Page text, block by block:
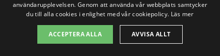
Om du letar efter företag för
fönstermålning i Kärna, kan du överväga
användarupplevelsen. Genom att använda vår webbplats samtycker
du till alla cookies i enlighet med vår cookiepolicy. Läs mer
ACCEPTERA ALLA AVVISA ALLT